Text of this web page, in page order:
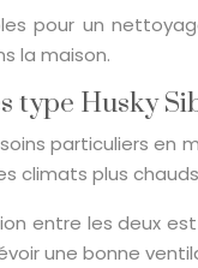
pour un
la maison.
type Husky
particuliers en
climats plus
entre les deux
une bonne